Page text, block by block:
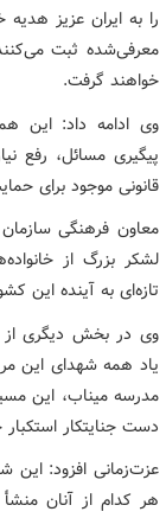
را به ایران عزیز
معرفی‌شده ثبت
خواهند گرفت.
وی ادامه داد: این
پیگیری مسائل، رفع
قانونی موجود برای
معاون فرهنگی
لشکر بزرگ از
تازه‌ای به آینده این
وی در بخش دیگری از
یاد همه شهدای این
مدرسه میناب، این
دست جنایتکار
عزت‌زمانی افزود: این
هر کدام از آنان